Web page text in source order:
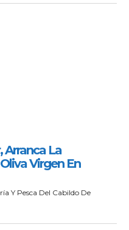
Arranca La
Virgen En
Y Pesca Del Cabildo De